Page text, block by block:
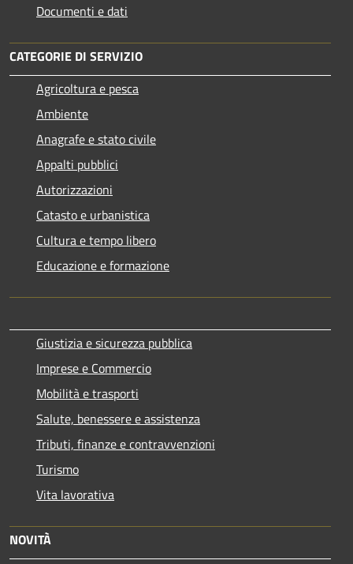
Documenti e dati
CATEGORIE DI SERVIZIO
Agricoltura e pesca
Ambiente
Anagrafe e stato civile
Appalti pubblici
Autorizzazioni
Catasto e urbanistica
Cultura e tempo libero
Educazione e formazione
Giustizia e sicurezza pubblica
Imprese e Commercio
Mobilità e trasporti
Salute, benessere e assistenza
Tributi, finanze e contravvenzioni
Turismo
Vita lavorativa
NOVITÀ